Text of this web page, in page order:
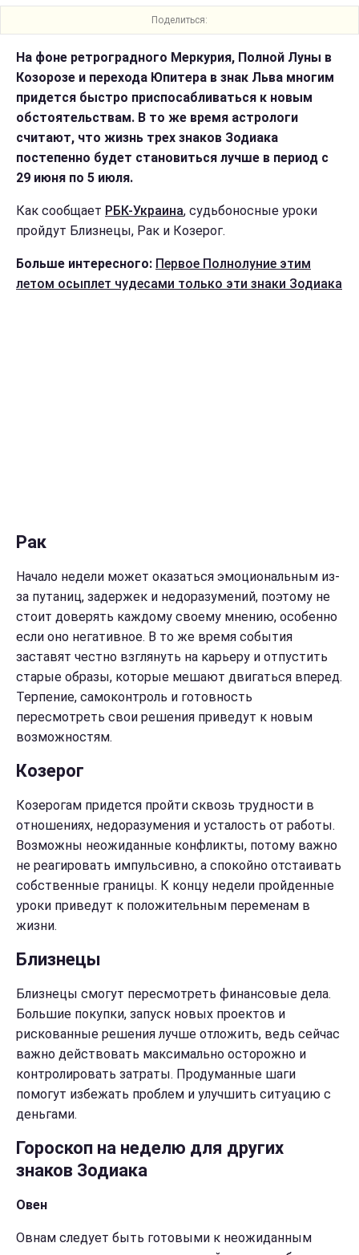
Поделиться:
На фоне ретроградного Меркурия, Полной Луны в
Козорозе и перехода Юпитера в знак Льва многим
придется быстро приспосабливаться к новым
обстоятельствам. В то же время астрологи
считают, что жизнь трех знаков Зодиака
постепенно будет становиться лучше в период с
29 июня по 5 июля.
Как сообщает РБК-Украина, судьбоносные уроки
пройдут Близнецы, Рак и Козерог.
Больше интересного: Первое Полнолуние этим
летом осыплет чудесами только эти знаки Зодиака
Рак
Начало недели может оказаться эмоциональным из-
за путаниц, задержек и недоразумений, поэтому не
стоит доверять каждому своему мнению, особенно
если оно негативное. В то же время события
заставят честно взглянуть на карьеру и отпустить
старые образы, которые мешают двигаться вперед.
Терпение, самоконтроль и готовность
пересмотреть свои решения приведут к новым
возможностям.
Козерог
Козерогам придется пройти сквозь трудности в
отношениях, недоразумения и усталость от работы.
Возможны неожиданные конфликты, потому важно
не реагировать импульсивно, а спокойно отстаивать
собственные границы. К концу недели пройденные
уроки приведут к положительным переменам в
жизни.
Близнецы
Близнецы смогут пересмотреть финансовые дела.
Большие покупки, запуск новых проектов и
рискованные решения лучше отложить, ведь сейчас
важно действовать максимально осторожно и
контролировать затраты. Продуманные шаги
помогут избежать проблем и улучшить ситуацию с
деньгами.
Гороскоп на неделю для других
знаков Зодиака
Овен
Овнам следует быть готовыми к неожиданным